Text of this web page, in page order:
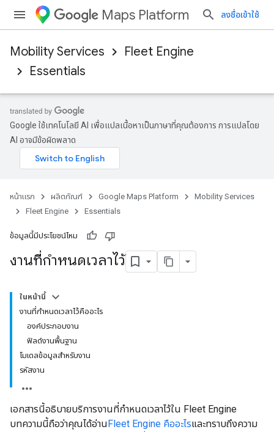
Maps Platform ลงชื่อเข้าใช้
Mobility Services
Fleet Engine
Essentials
Google ใช้เทคโนโลยี AI เพื่อแปลเนื้อหาเป็นภาษาที่คุณต้องการ การแปลโดย
AI อาจมีข้อผิดพลาด
หน้าแรก ผลิตภัณฑ์ Google Maps Platform
Mobility Services
Fleet Engine
Essentials
ข้อมูลนี้มีประโยชน์ไหม
งานที่กำหนดเวลาไว้
ในหน้านี้
งานที่กําหนดเวลาไว้คืออะไร
องค์ประกอบงาน
ฟิลด์งานพื้นฐาน
โมเดลข้อมูลสำหรับงาน
รหัสงาน
เอกสารนี้อธิบายบริการงานที่กำหนดเวลาไว้ใน Fleet Engine
บทความนี้ถือว่าคุณได้อ่านFleet Engine คืออะไรและทราบถึงความ